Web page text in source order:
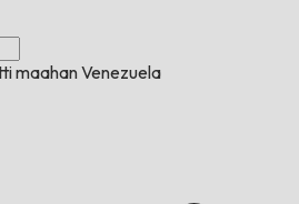
maahan Venezuela